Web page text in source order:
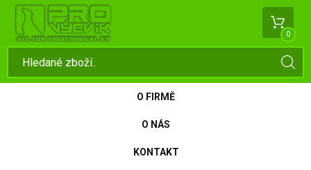
0
O FIRMĚ
O NÁS
KONTAKT